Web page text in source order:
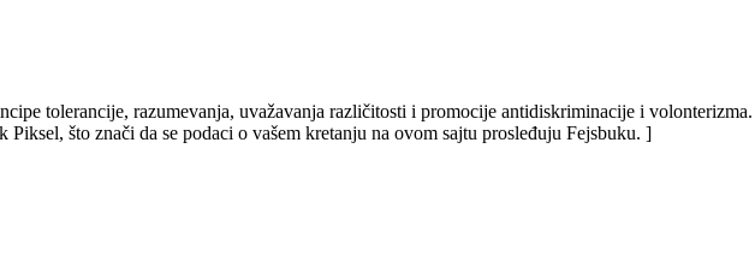
tolerancije, razumevanja, uvažavanja različitosti i promocije antidiskriminacije i
što znači da se podaci o vašem kretanju na ovom sajtu prosleđuju Fejsbuku. ]